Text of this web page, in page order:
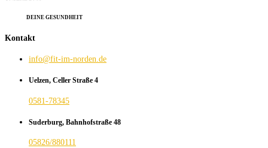
DEINE GESUNDHEIT
Kontakt
info@fit-im-norden.de
Uelzen, Celler Straße 4
0581-78345
Suderburg, Bahnhofstraße 48
05826/880111